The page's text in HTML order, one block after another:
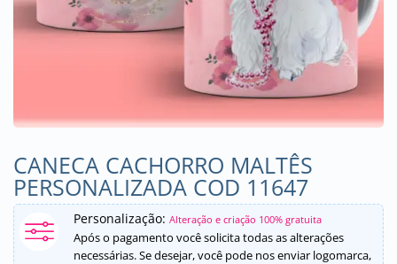
CANECA CACHORRO MALTÊS
PERSONALIZADA COD 11647
Personalização: Alteração e criação 100% gratuita
Após o pagamento você solicita todas as alterações
necessárias. Se desejar, você pode nos enviar logomarca,